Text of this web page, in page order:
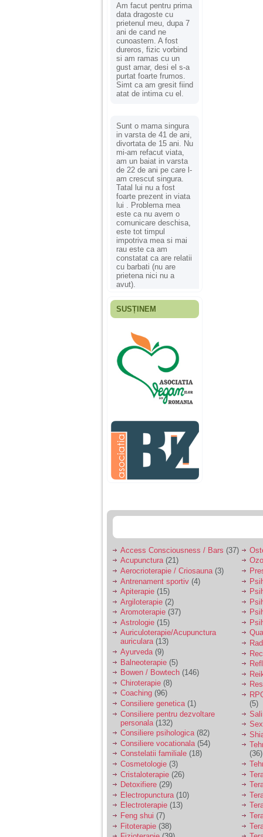
Am facut pentru prima
data dragoste cu
prietenul meu, dupa 7
ani de cand ne
cunoastem. A fost
dureros, fizic vorbind
si am ramas cu un
gust amar, desi el s-a
purtat foarte frumos.
Simt ca am gresit fiind
atat de intima cu el.
Sunt o mama singura
in varsta de 41 de ani,
divortata de 15 ani. Nu
mi-am refacut viata,
am un baiat in varsta
de 22 de ani pe care l-
am crescut singura.
Tatal lui nu a fost
foarte prezent in viata
lui . Problema mea
este ca nu avem o
comunicare deschisa,
este tot timpul
impotriva mea si mai
rau este ca am
constatat ca are relatii
cu barbati (nu are
prietena nici nu a
avut).
Fiica mea s-a nascut
ani, privind in urma
realizez cat de multe
greseli am facut in
educatia si cresterea
ei, am fost o mama
egoista, preocupata
de implinirea
profesionala, cand ea
era mica am neglijat-
agresiva, orice
greseala era taxata cu
o palma sau pedepse.
De 4 ani am o relatie
serioasa cu un barbat
sa se manifeste o
Ma aflu aici pentru ca
vreau sa stiu daca am
nevoie de un psiholog
sau psihiatru.
Sunt casatorita, am
31 de ani si un copil in
varsta de 2 ani care
mi-e lumina ochilor.
De ceva timp simt ca
mi s-a adunat
oboseala, o oboseala
cronica de care nu pot
scapa si simt ca din
cauza ei nu pot
controla nervii si
cateodata are copilul
de suferit.
Am o bariera peste
care nu pot trece:
prietena mea a ramas
insarcinata cu o fata.
Am fost de comun
acord sa facem un
copil, cu gandul ca e
baiat.
SUSȚINEM
Access Consciousness / Bars (37)
Acupunctura(21)
Aerocrioterapie / Criosauna (3)
Antrenament sportiv (4)
Apiterapie (15)
Argiloterapie (2)
Aromoterapie (37)
Astrologie (15)
Auriculoterapie/Acupunctura
auriculara(13)
Ayurveda(9)
Balneoterapie (5)
Bowen / Bowtech (146)
Chiroterapie (8)
Coaching (96)
Consiliere genetica(1)
Consiliere pentru dezvoltare
personala (132)
Consiliere psihologica(82)
Consiliere vocationala (54)
Constelatii familiale (18)
Cosmetologie (3)
Cristaloterapie (26)
Detoxifiere (29)
Electropunctura (10)
Electroterapie (13)
Feng shui (7)
Fitoterapie (38)
(5)
(36)